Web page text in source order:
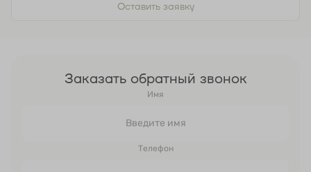
Оставить заявку
Заказать обратный звонок
Имя
Телефон